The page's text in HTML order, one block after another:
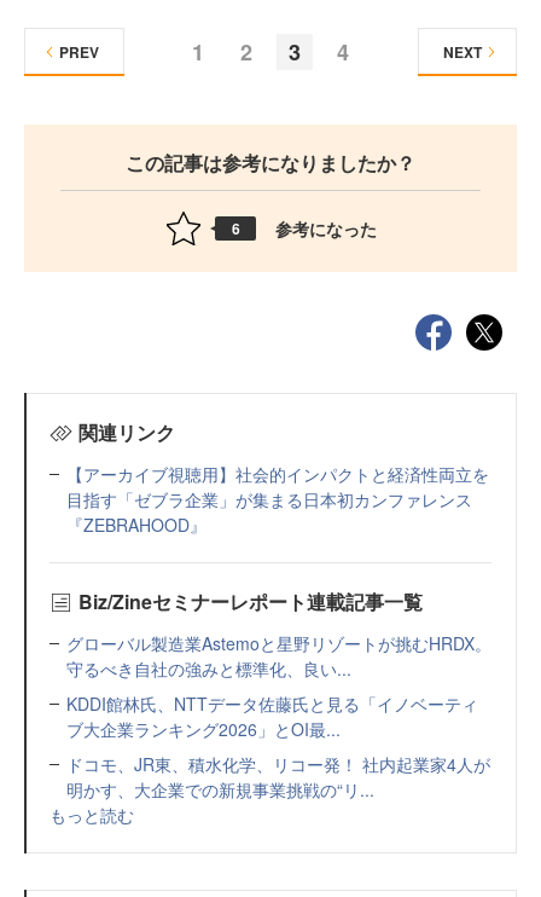
1 2 3 4
PREV NEXT
この記事は参考になりましたか？
6 参考になった
関連リンク
【アーカイブ視聴用】社会的インパクトと経済性両立を
目指す「ゼブラ企業」が集まる日本初カンファレンス
『ZEBRAHOOD』
Biz/Zineセミナーレポート連載記事一覧
グローバル製造業Astemoと星野リゾートが挑むHRDX。
守るべき自社の強みと標準化、良い...
KDDI館林氏、NTTデータ佐藤氏と見る「イノベーティ
ブ大企業ランキング2026」とOI最...
ドコモ、JR東、積水化学、リコー発！ 社内起業家4人が
明かす、大企業での新規事業挑戦の“リ...
もっと読む